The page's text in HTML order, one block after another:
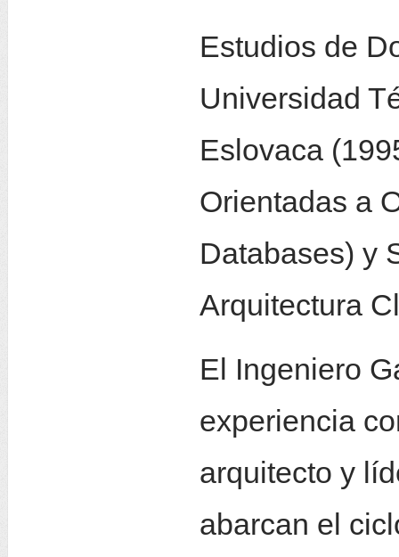
Estudios de
Universidad
Eslovaca
Orientadas a
Databases) y
Arquitectura
El Ingeniero
experiencia
arquitecto y
abarcan el